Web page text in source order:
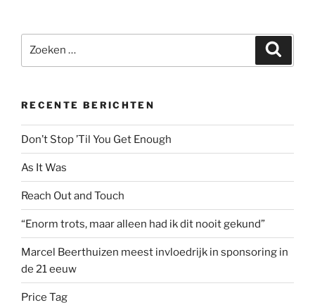
naar:
RECENTE BERICHTEN
Don’t Stop ’Til You Get Enough
As It Was
Reach Out and Touch
“Enorm trots, maar alleen had ik dit nooit gekund”
Marcel Beerthuizen meest invloedrijk in sponsoring in
de 21 eeuw
Price Tag